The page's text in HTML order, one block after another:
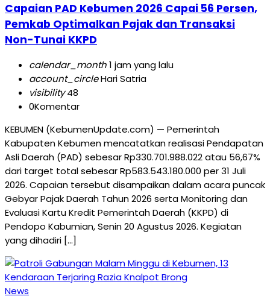
Capaian PAD Kebumen 2026 Capai 56 Persen,
Pemkab Optimalkan Pajak dan Transaksi
Non-Tunai KKPD
calendar_month1 jam yang lalu
account_circleHari Satria
visibility48
0Komentar
KEBUMEN (KebumenUpdate.com) — Pemerintah
Kabupaten Kebumen mencatatkan realisasi Pendapatan
Asli Daerah (PAD) sebesar Rp330.701.988.022 atau 56,67%
dari target total sebesar Rp583.543.180.000 per 31 Juli
2026. Capaian tersebut disampaikan dalam acara puncak
Gebyar Pajak Daerah Tahun 2026 serta Monitoring dan
Evaluasi Kartu Kredit Pemerintah Daerah (KKPD) di
Pendopo Kabumian, Senin 20 Agustus 2026. Kegiatan
yang dihadiri […]
News